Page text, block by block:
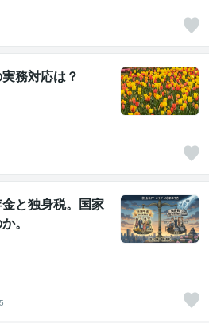
務対応は？
金と独身税。国家
。